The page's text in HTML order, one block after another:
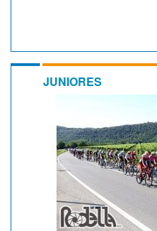
JUNIORES